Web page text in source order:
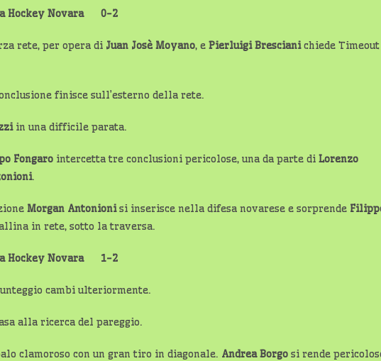
Hockey Novara 0-2
rete, per opera di Juan Josè Moyano, e Pierluigi Brescianichiede Timeout
finisce sull’esterno della rete.
in una difficile parata.
Fongaro intercetta tre conclusioni pericolose, una da parte di Lorenzo
.
Morgan Antonionisi inserisce nella difesa novarese e sorprende
in rete, sotto la traversa.
Hockey Novara 1-2
cambi ulteriormente.
alla ricerca del pareggio.
clamoroso con un gran tiro in diagonale. Andrea Borgo si rende